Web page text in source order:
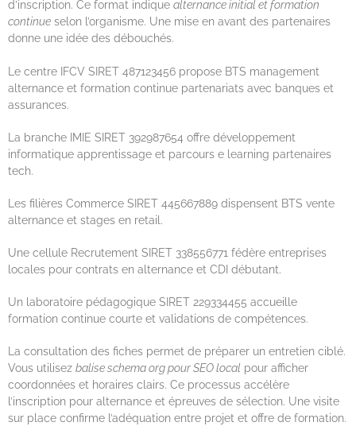
d’inscription. Ce format indique alternance initial et formation
continue selon l’organisme. Une mise en avant des partenaires
donne une idée des débouchés.
Le centre IFCV SIRET 487123456 propose BTS management
alternance et formation continue partenariats avec banques et
assurances.
La branche IMIE SIRET 392987654 offre développement
informatique apprentissage et parcours e learning partenaires
tech.
Les filières Commerce SIRET 445667889 dispensent BTS vente
alternance et stages en retail.
Une cellule Recrutement SIRET 338556771 fédère entreprises
locales pour contrats en alternance et CDI débutant.
Un laboratoire pédagogique SIRET 229334455 accueille
formation continue courte et validations de compétences.
La consultation des fiches permet de préparer un entretien ciblé.
Vous utilisez balise schema org pour SEO local pour afficher
coordonnées et horaires clairs. Ce processus accélère
l’inscription pour alternance et épreuves de sélection. Une visite
sur place confirme l’adéquation entre projet et offre de formation.